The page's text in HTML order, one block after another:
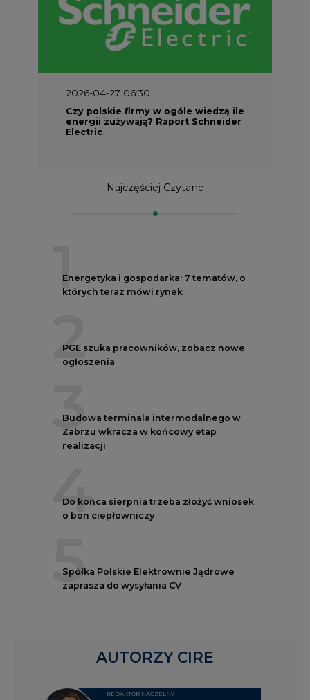
2026-04-27 06:30
Czy polskie firmy w ogóle wiedzą ile
energii zużywają? Raport Schneider
Electric
Najczęściej Czytane
1
Energetyka i gospodarka: 7 tematów, o
których teraz mówi rynek
2
PGE szuka pracowników, zobacz nowe
ogłoszenia
3
Budowa terminala intermodalnego w
Zabrzu wkracza w końcowy etap
realizacji
4
Do końca sierpnia trzeba złożyć wniosek
o bon ciepłowniczy
5
Spółka Polskie Elektrownie Jądrowe
zaprasza do wysyłania CV
REDAKTOR NACZELNY
AUTORZY CIRE